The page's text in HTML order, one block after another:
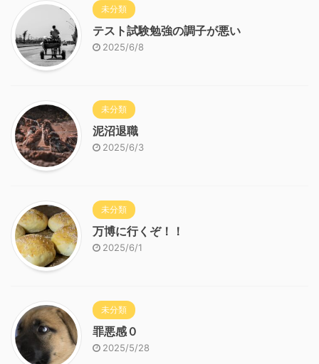
未分類
テスト試験勉強の調子が悪い
2025/6/8
未分類
泥沼退職
2025/6/3
未分類
万博に行くぞ！！
2025/6/1
未分類
罪悪感０
2025/5/28